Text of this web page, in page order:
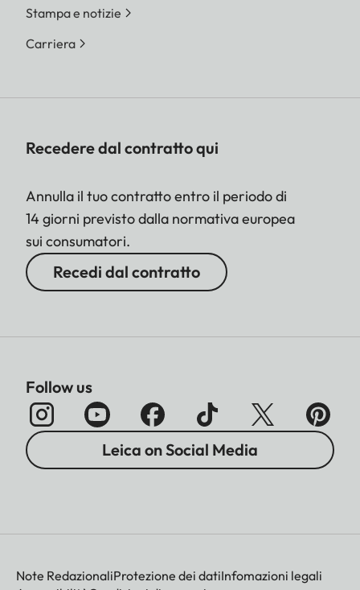
Stampa e notizie
Carriera
Recedere dal contratto qui
Annulla il tuo contratto entro il periodo di
14 giorni previsto dalla normativa europea
sui consumatori.
Recedi dal contratto
Follow us
Leica on Social Media
Note RedazionaliProtezione dei datiInfomazioni legali